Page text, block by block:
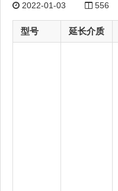
2022-01-03 556
型号 延长介质